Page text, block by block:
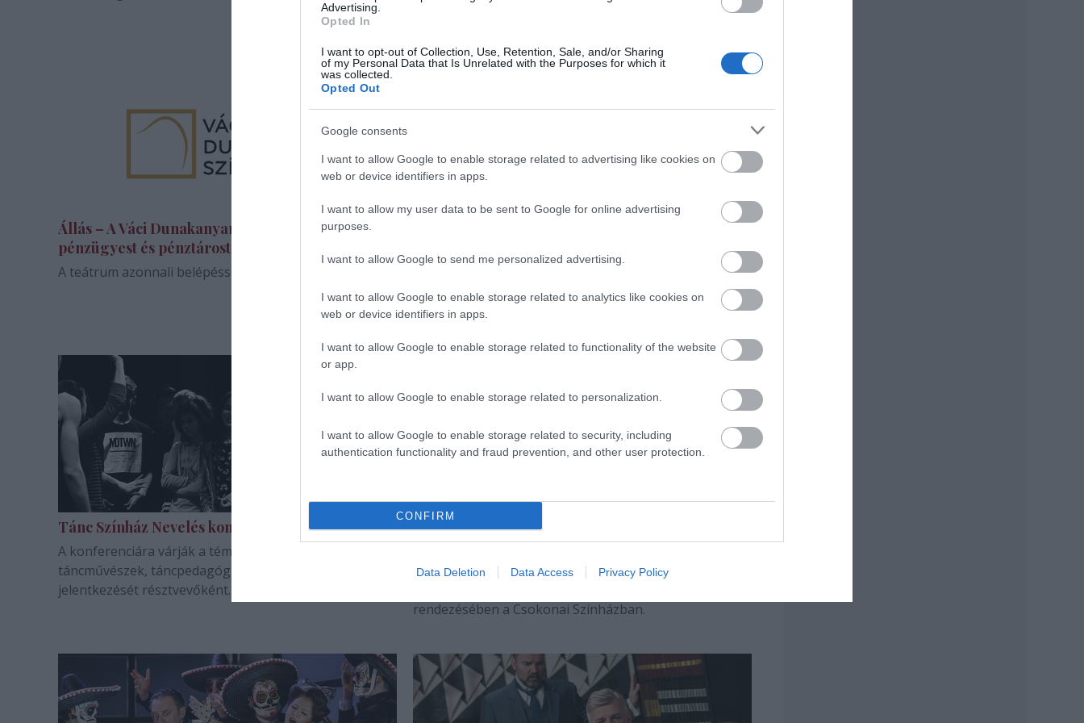
Advertising.
Opted In
I want to opt-out of Collection, Use, Retention, Sale, and/or Sharing
of my Personal Data that Is Unrelated with the Purposes for which it
was collected.
Opted Out
Google consents
I want to allow Google to enable storage related to advertising like cookies on
web or device identifiers in apps.
I want to allow my user data to be sent to Google for online advertising
purposes.
I want to allow Google to send me personalized advertising.
I want to allow Google to enable storage related to analytics like cookies on
web or device identifiers in apps.
I want to allow Google to enable storage related to functionality of the website
or app.
I want to allow Google to enable storage related to personalization.
I want to allow Google to enable storage related to security, including
authentication functionality and fraud prevention, and other user protection.
CONFIRM
Data Deletion Data Access Privacy Policy
Állás – A Váci Dunakanyar Színház
pénzügyest és pénztárost keres
A teátrum azonnali belépéssel keres munkatársat.
A színésznő az Új Színházból való eljöveteléről, jelenlegi
budaörsi szerepeiről és a már nem fiatal színésznők
lehetőségeiről is mesélt a Fuhu.hu-nak.
Tánc Színház Nevelés konferencia
A konferenciára várják a témában gyakorlott alkotók,
táncművészek, táncpedagógusok és társulatvezetők
jelentkezését résztvevőként.
„Itt nyoma sem lesz a melankóliának” –
Három nővér Debrecenben
Ma mutatják be Csehov legismertebb darabját, a
rendezésében a Csokonai Színházban.